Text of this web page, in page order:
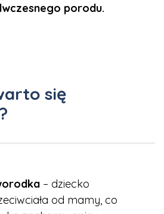
porodu.
się
– dziecko
od mamy, co